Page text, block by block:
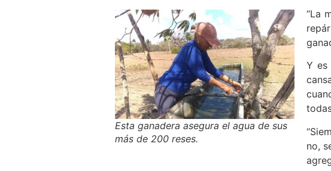
Esta ganadera asegura el agua de sus
más de 200 reses.
“La
Y es
no,